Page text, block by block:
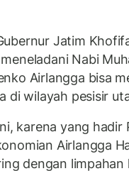
Jatim
Nabi
Airlangga bisa
di wilayah pesisir
karena yang
Airlangga
dengan